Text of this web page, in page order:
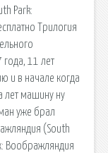
Park:
Трилогия
года, 11 лет
и в начале когда
лет машину ну
уже брал
(South
Воображляндия